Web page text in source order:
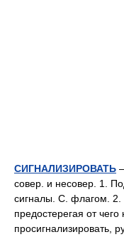
СИГНАЛИЗИРОВАТЬ
совер. и несовер. 1.
сигналы. С. флагом. 2.
предостерегая от
просигнализировать,